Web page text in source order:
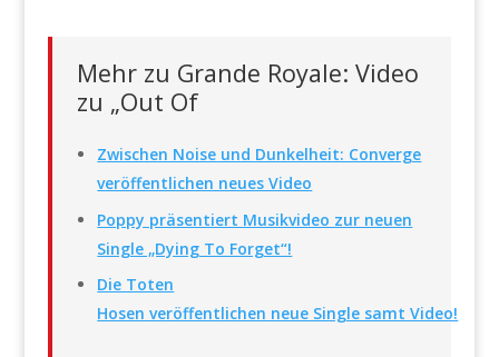
Mehr zu Grande Royale: Video
zu „Out Of
Zwischen Noise und Dunkelheit: Converge
veröffentlichen neues Video
Poppy präsentiert Musikvideo zur neuen
Single „Dying To Forget“!
Die Toten
Hosen veröffentlichen neue Single samt Video!